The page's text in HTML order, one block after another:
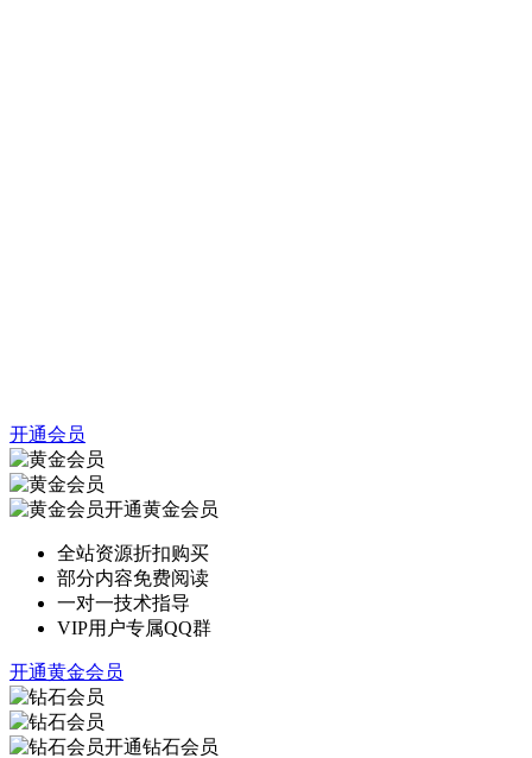
开通会员
开通黄金会员
全站资源折扣购买
部分内容免费阅读
一对一技术指导
VIP用户专属QQ群
开通黄金会员
开通钻石会员